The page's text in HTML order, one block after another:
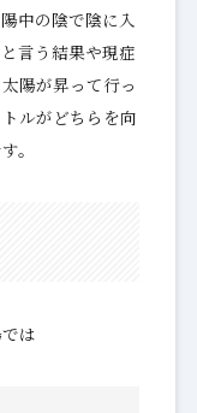
中の陰で陰に入
言う結果や現症
陽が昇って行っ
ルがどちらを向
。
は